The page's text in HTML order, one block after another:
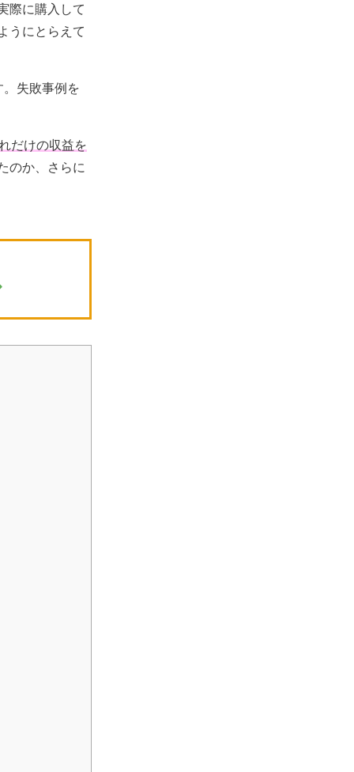
際に購入して
うにとらえて
失敗事例を
だけの収益を
のか、さらに